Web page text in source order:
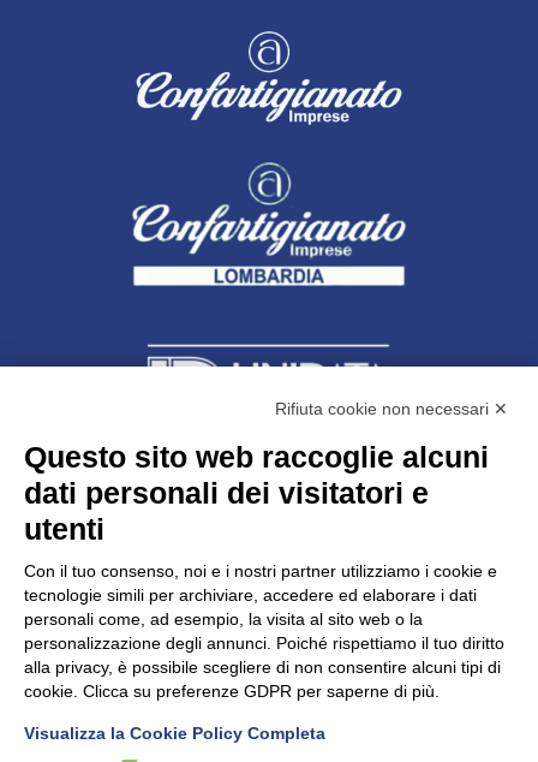
Unidata s.r.lcon unico socio
Largo dell’Artigianato, 1 - 23100 Sondrio
C.F. 00481790145 - N.REA SO-36426
PEC: unidata.sondrio@legalmail.it
Cap. soc. euro 100.000,00 i.v.
Rifiuta cookie non necessari ✕
Questo sito web raccoglie alcuni
dati personali dei visitatori e
utenti
Con il tuo consenso, noi e i nostri partner utilizziamo i cookie e
tecnologie simili per archiviare, accedere ed elaborare i dati
personali come, ad esempio, la visita al sito web o la
personalizzazione degli annunci. Poiché rispettiamo il tuo diritto
alla privacy, è possibile scegliere di non consentire alcuni tipi di
cookie. Clicca su preferenze GDPR per saperne di più.
Visualizza la Cookie Policy Completa